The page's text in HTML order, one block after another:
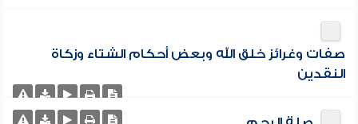
صفات وغرائز خلق الله وبعض أحكام الشتاء وزكاة
النقدين